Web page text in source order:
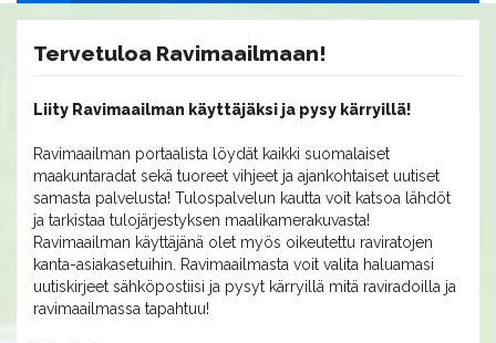
Tervetuloa Ravimaailmaan!
Liity Ravimaailman käyttäjäksi ja pysy kärryillä!
Ravimaailman portaalista löydät kaikki suomalaiset
maakuntaradat sekä tuoreet vihjeet ja ajankohtaiset uutiset
samasta palvelusta! Tulospalvelun kautta voit katsoa lähdöt
ja tarkistaa tulojärjestyksen maalikamerakuvasta!
Ravimaailman käyttäjänä olet myös oikeutettu raviratojen
kanta-asiakasetuihin. Ravimaailmasta voit valita haluamasi
uutiskirjeet sähköpostiisi ja pysyt kärryillä mitä raviradoilla ja
ravimaailmassa tapahtuu!